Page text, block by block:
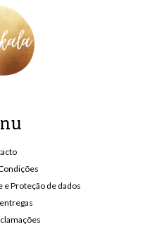
e Proteção de dados